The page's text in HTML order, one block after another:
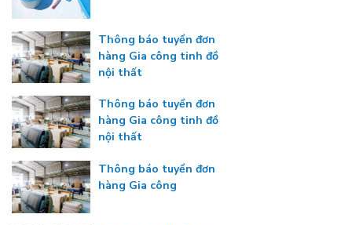
Thông báo tuyển đơn
hàng Gia công tinh đồ
nội thất
Thông báo tuyển đơn
hàng Gia công tinh đồ
nội thất
Thông báo tuyển đơn
hàng Gia công